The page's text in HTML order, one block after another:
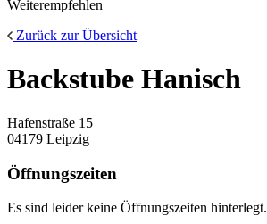
Weiterempfehlen
Zurück zur Übersicht
Backstube Hanisch
Hafenstraße 15
04179 Leipzig
Öffnungszeiten
Es sind leider keine Öffnungszeiten hinterlegt.